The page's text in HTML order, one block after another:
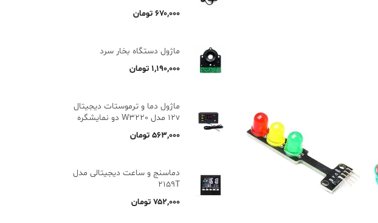
۶۷۰,۰۰۰ تومان
ماژول دستگاه بخار سرد
۱,۱۹۰,۰۰۰ تومان
ماژول دما و ترموستات دیجیتال
12v مدل W3220 دو نمایشگره
۵۶۳,۰۰۰ تومان
دماسنج و ساعت دیجیتالی مدل
2159T
۷۵۲,۰۰۰ تومان